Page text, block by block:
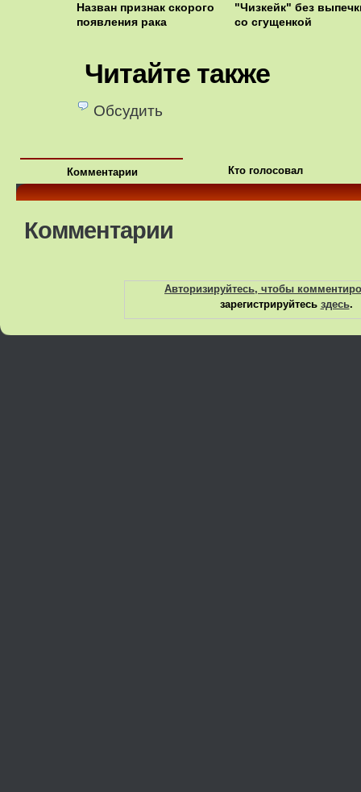
Назван признак скорого
появления рака
"Чизкейк" без
со сгущенкой
Читайте также
Обсудить
Комментарии Кто голосовал
Комментарии
Авторизируйтесь, чтобы
зарегистрируйтесь здесь.